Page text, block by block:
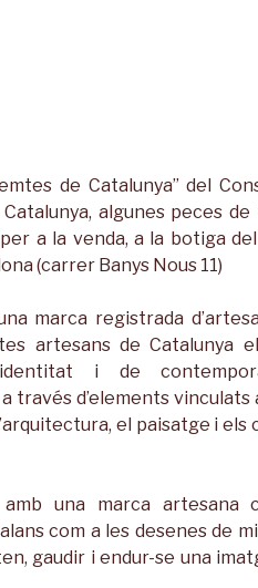
de Catalunya” del
algunes peces de
a la venda, a la botiga
(carrer Banys Nous 11)
marca registrada
artesans de Catalunya
i de
través d’elements vinculats
el paisatge i els
una marca artesana
com a les desenes de
gaudir i endur-se una